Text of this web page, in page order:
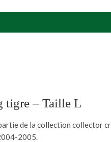
tigre – Taille L
de la collection collector
2005.